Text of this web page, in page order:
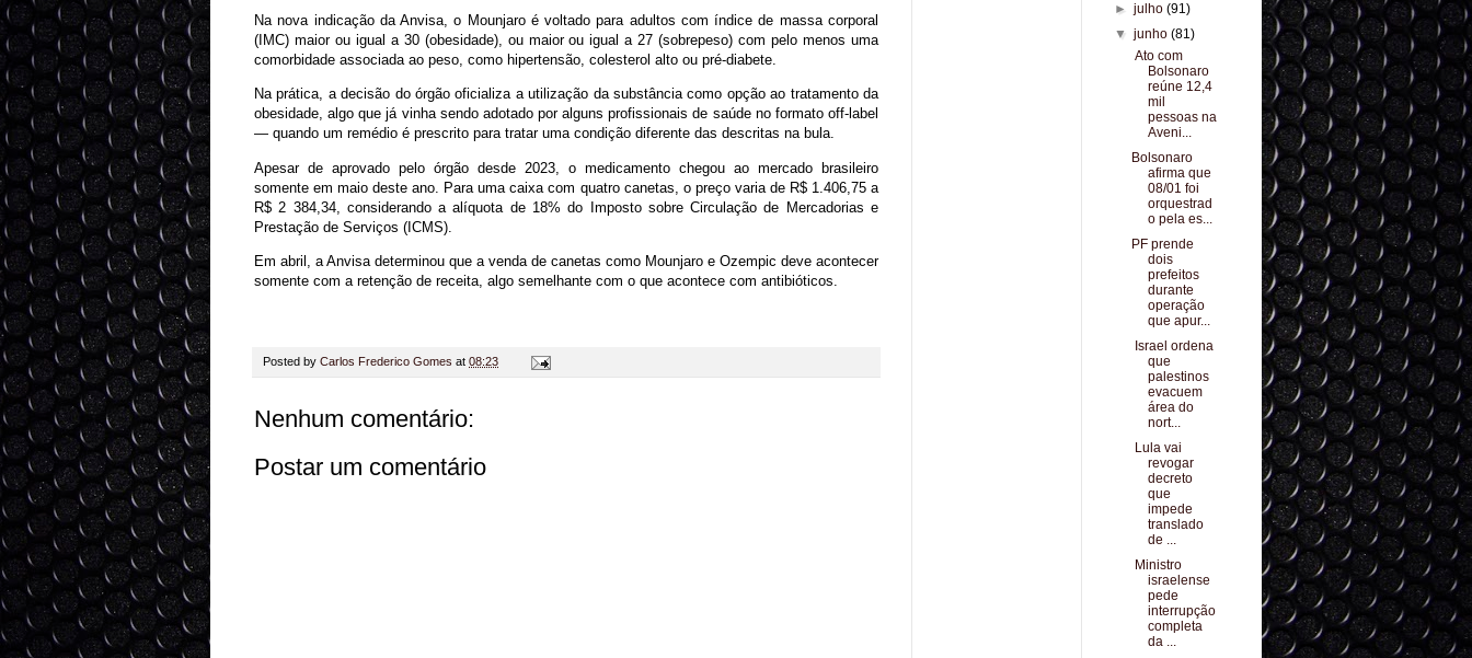
Na nova indicação da Anvisa, o Mounjaro é voltado para adultos com índice de massa corporal
(IMC) maior ou igual a 30 (obesidade), ou maior ou igual a 27 (sobrepeso) com pelo menos uma
comorbidade associada ao peso, como hipertensão, colesterol alto ou pré-diabete.
Na prática, a decisão do órgão oficializa a utilização da substância como opção ao tratamento da
obesidade, algo que já vinha sendo adotado por alguns profissionais de saúde no formato off-label
— quando um remédio é prescrito para tratar uma condição diferente das descritas na bula.
Apesar de aprovado pelo órgão desde 2023, o medicamento chegou ao mercado brasileiro
somente em maio deste ano. Para uma caixa com quatro canetas, o preço varia de R$ 1.406,75 a
R$ 2 384,34, considerando a alíquota de 18% do Imposto sobre Circulação de Mercadorias e
Prestação de Serviços (ICMS).
Em abril, a Anvisa determinou que a venda de canetas como Mounjaro e Ozempic deve acontecer
somente com a retenção de receita, algo semelhante com o que acontece com antibióticos.
Posted by Carlos Frederico Gomes at 08:23
Nenhum comentário:
Postar um comentário
►julho(91)
▼junho(81)
Ato com
Bolsonaro
reúne 12,4
mil
pessoas na
Aveni...
Bolsonaro
afirma que
08/01 foi
orquestrad
o pela es...
PF prende
dois
prefeitos
durante
operação
que apur...
Israel ordena
que
palestinos
evacuem
área do
nort...
Lula vai
revogar
decreto
que
impede
translado
de ...
Ministro
israelense
pede
interrupção
completa
da ...